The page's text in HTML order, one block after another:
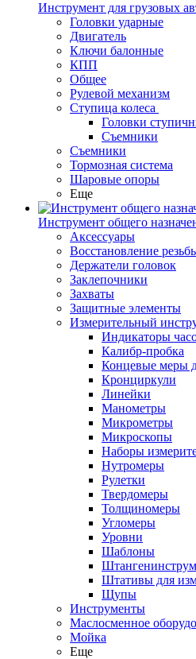
Инструмент для грузовых
Головки ударные
Двигатель
Ключи балонные
КПП
Общее
Рулевой механизм
Ступица колеса
Головки
Съемники
Съемники
Тормозная система
Шаровые опоры
Еще
Инструмент общего
Аксессуары
Восстановление
Держатели головок
Заклепочники
Захваты
Защитные элементы
Измерительный
Индикаторы
Калибр-пробка
Концевые меры
Кронциркули
Линейки
Манометры
Микрометры
Микроскопы
Наборы
Нутромеры
Рулетки
Твердомеры
Толщиномеры
Угломеры
Уровни
Шаблоны
Штативы для
Щупы
Инструменты
Маслосменное
Мойка
Еще